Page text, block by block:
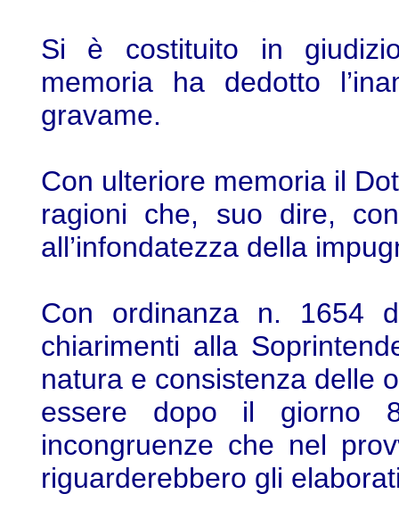
Si è costituito in
memoria ha dedotto
gravame.
Con ulteriore memoria il
ragioni che, suo dire,
all’infondatezza della
Con ordinanza n. 1654
chiarimenti alla
natura e consistenza delle
essere dopo il giorno
incongruenze che nel
riguarderebbero gli